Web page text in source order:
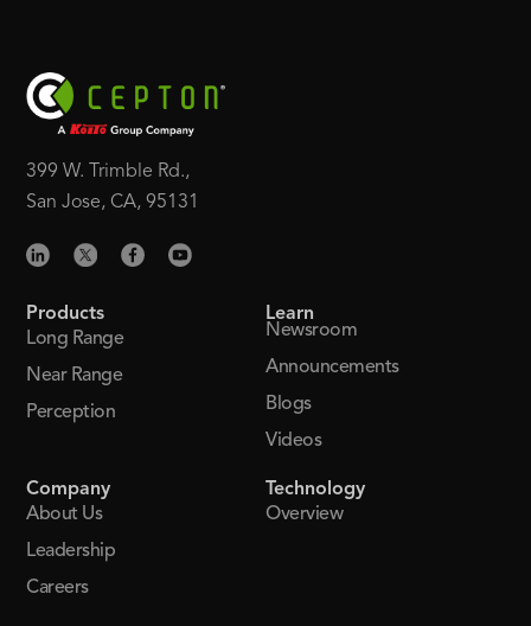
399 W. Trimble Rd.,
San Jose, CA, 95131
Products
Long Range
Near Range
Perception
Learn
Newsroom
Announcements
Blogs
Videos
Company
About Us
Leadership
Careers
Technology
Overview